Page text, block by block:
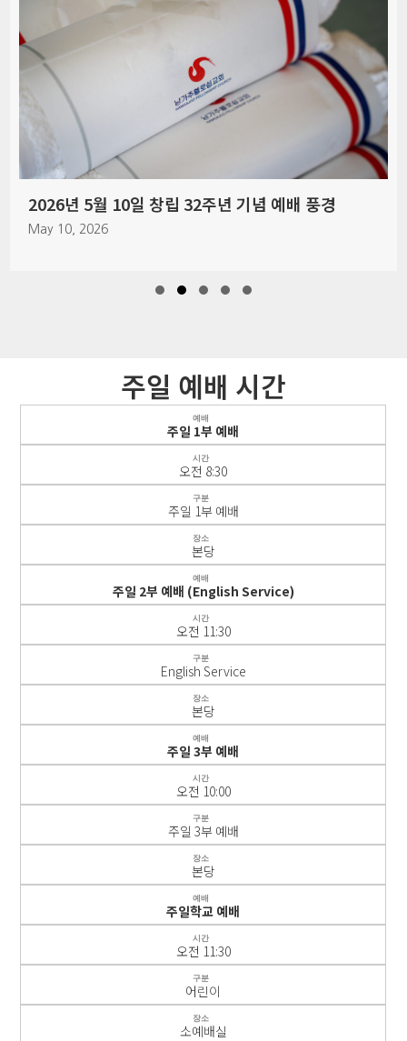
2026년 5월 10일 창립 32주년 기념 예배 풍경
May 10, 2026
주일 예배 시간
예배
주일 1부 예배
시간
오전 8:30
구분
주일 1부 예배
장소
본당
예배
주일 2부 예배 (English Service)
시간
오전 11:30
구분
English Service
장소
본당
예배
주일 3부 예배
시간
오전 10:00
구분
주일 3부 예배
장소
본당
예배
주일학교 예배
시간
오전 11:30
구분
어린이
장소
소예배실